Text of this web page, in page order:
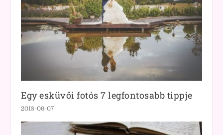
Egy esküvői fotós 7 legfontosabb tippje
2018-06-07